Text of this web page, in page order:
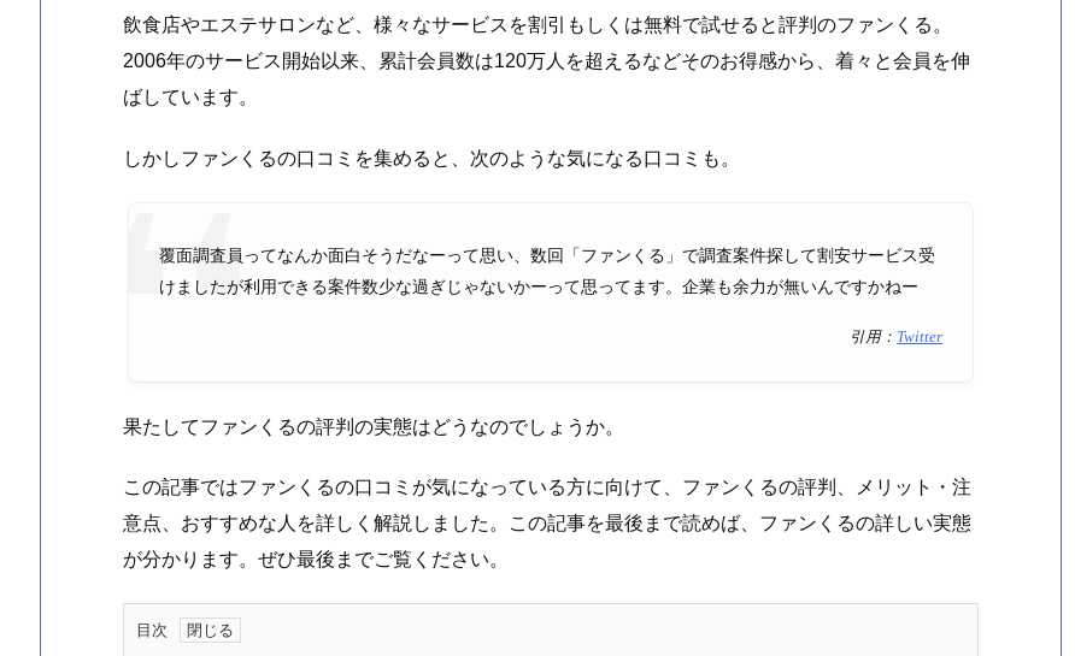
飲食店やエステサロンなど、様々なサービスを割引もしくは無料で試せると評判のファンくる。
2006年のサービス開始以来、累計会員数は120万人を超えるなどそのお得感から、着々と会員を伸
ばしています。
しかしファンくるの口コミを集めると、次のような気になる口コミも。
覆面調査員ってなんか面白そうだなーって思い、数回「ファンくる」で調査案件探して割安サービス受
けましたが利用できる案件数少な過ぎじゃないかーって思ってます。企業も余力が無いんですかねー
引用： Twitter
果たしてファンくるの評判の実態はどうなのでしょうか。
この記事ではファンくるの口コミが気になっている方に向けて、ファンくるの評判、メリット・注
意点、おすすめな人を詳しく解説しました。この記事を最後まで読めば、ファンくるの詳しい実態
が分かります。ぜひ最後までご覧ください。
目次